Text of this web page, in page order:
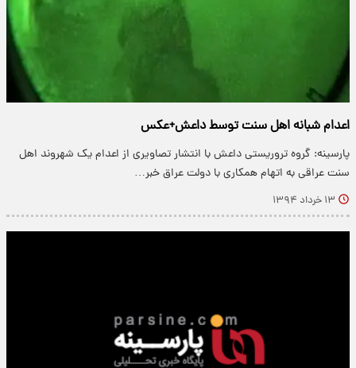
اعدام شبانه اهل سنت توسط داعش+عکس
پارسینه: گروه تروریستی داعش با انتشار تصاویری از اعدام یک شهروند اهل
سنت عراقی به اتهام همکاری با دولت عراق خبر…
۱۳ خرداد ۱۳۹۴